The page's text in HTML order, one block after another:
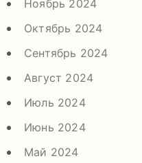
Ноябрь 2024
Октябрь 2024
Сентябрь 2024
Август 2024
Июль 2024
Июнь 2024
Май 2024